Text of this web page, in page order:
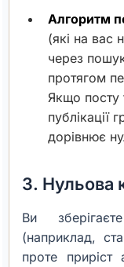
Алгоритм
(які на вас
через
протягом
Якщо посту
публікації
дорівнює
3. Нульова
Ви
(наприклад,
проте приріст